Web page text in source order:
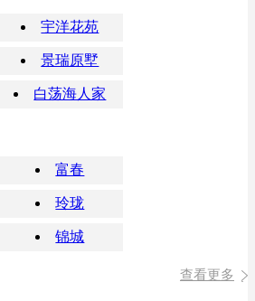
宇洋花苑
景瑞原墅
白荡海人家
富春
玲珑
锦城
查看更多